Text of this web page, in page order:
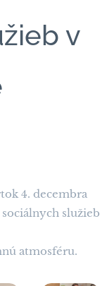
v
4. decembra
služieb
atmosféru.